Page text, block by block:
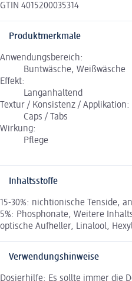
GTIN 4015200035314
Produktmerkmale
Anwendungsbereich:
Buntwäsche, Weißwäsche
Effekt:
Langanhaltend
Textur / Konsistenz / Applikation:
Caps / Tabs
Wirkung:
Pflege
Inhaltsstoffe
15-30%: nichtionische Tenside,
5%: Phosphonate, Weitere
optische Aufheller, Linalool,
Verwendungshinweise
Dosierhilfe: Es sollte immer die